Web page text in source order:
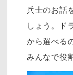
兵士のお話
しょう。ド
から選べる
みんなで役